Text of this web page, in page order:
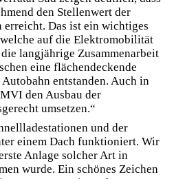
den Stellenwert der
erreicht. Das ist ein wichtiges
auf die Elektromobilität
langjährige Zusammenarbeit
eine flächendeckende
entstanden. Auch in
den Ausbau der
umsetzen.“
und der
einem Dach funktioniert. Wir
Anlage solcher Art in
wurde. Ein schönes Zeichen